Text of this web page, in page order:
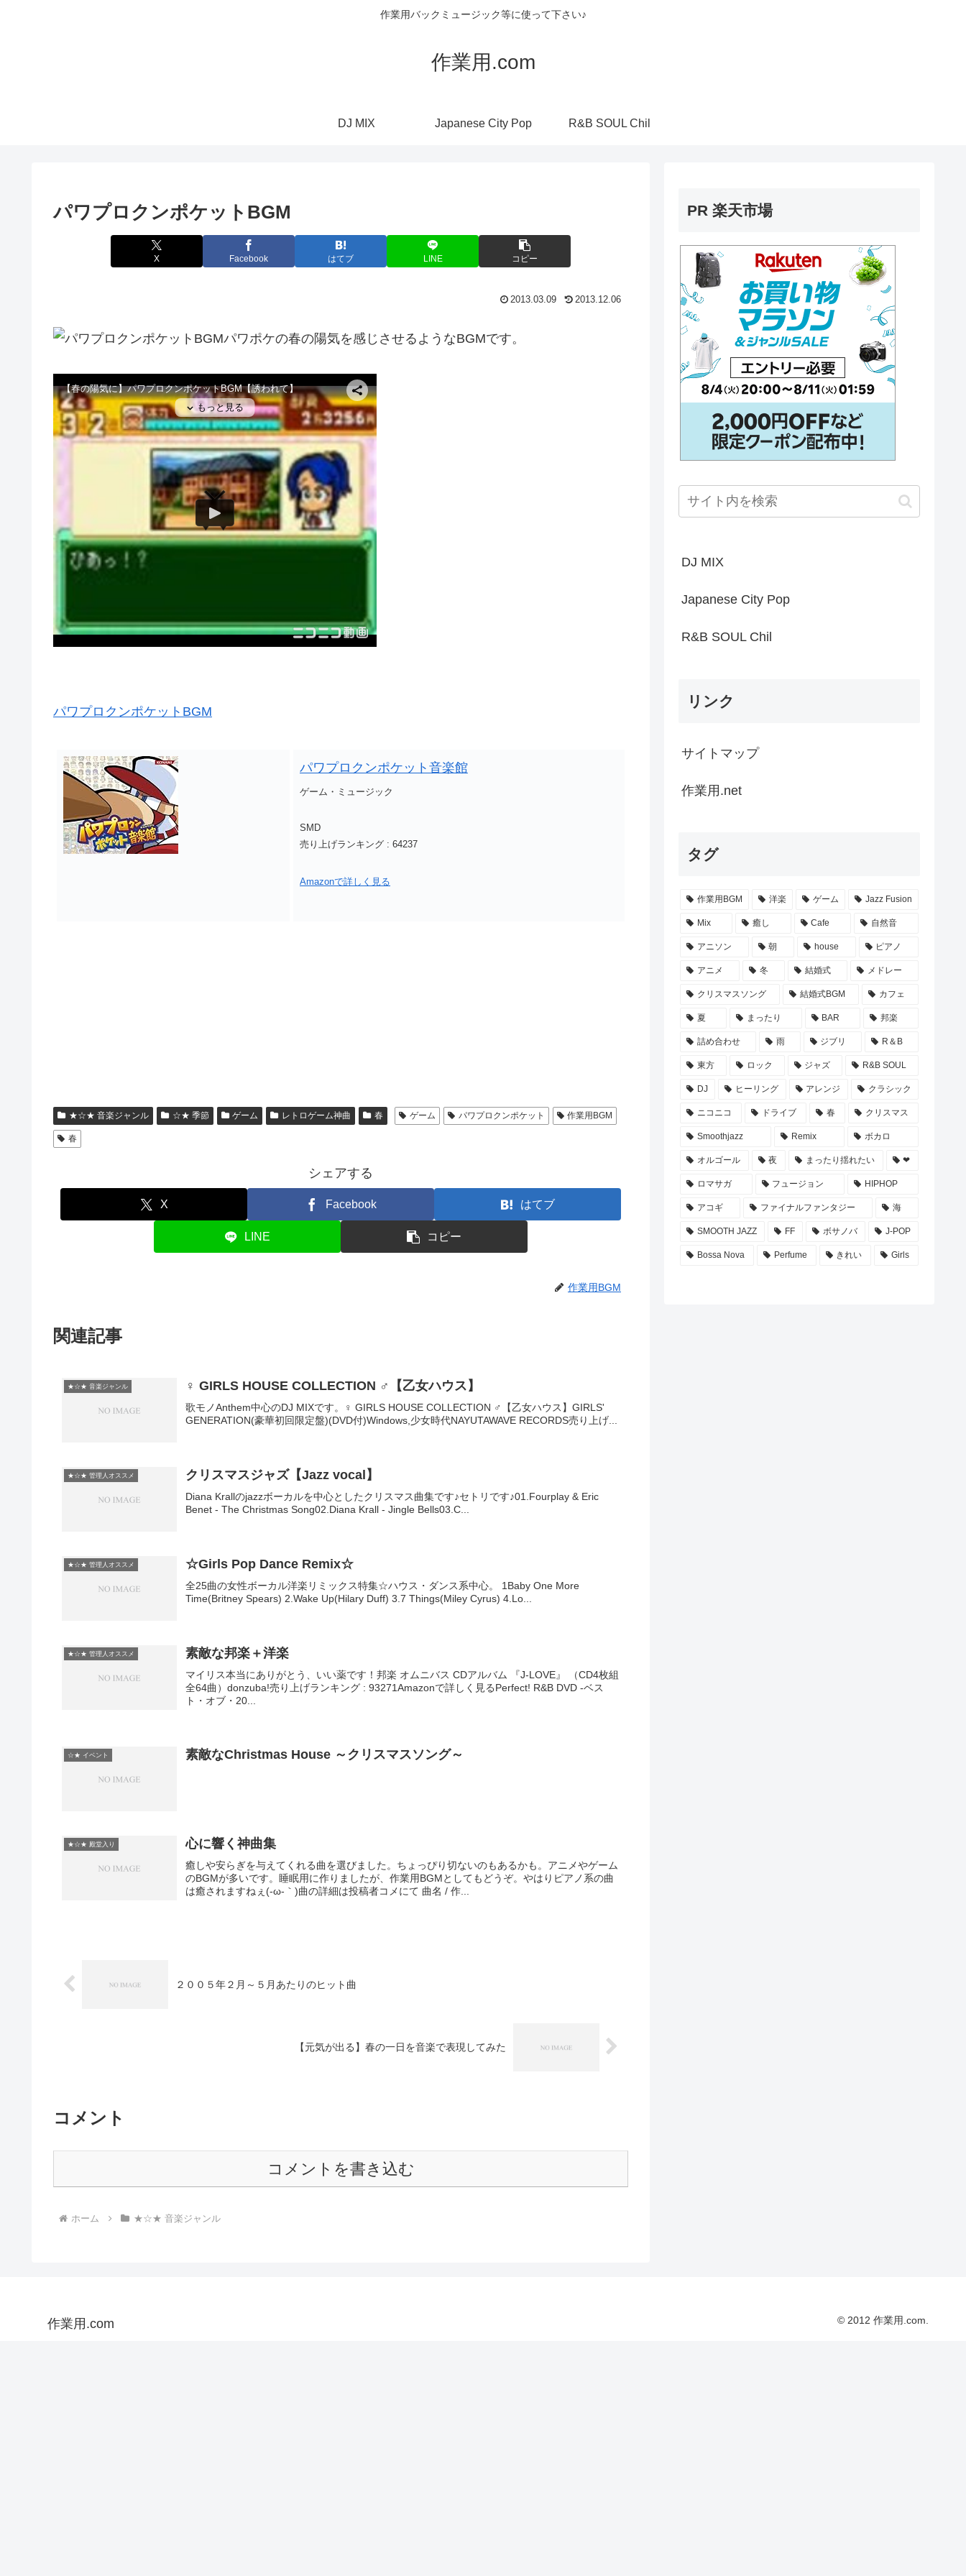
作業用バックミュージック等に使って下さい♪
作業用.com
DJ MIX Japanese City Pop R&B SOUL Chil
パワプロクンポケットBGM
X Facebook はてブ LINE コピー
2013.03.09 2013.12.06
パワポケの春の陽気を感じさせるようなBGMです。
パワプロクンポケットBGM
パワプロクンポケット音楽館
ゲーム・ミュージック
SMD
売り上げランキング : 64237
Amazonで詳しく見る
★☆★ 音楽ジャンル ☆★ 季節 ゲーム レトロゲーム神曲 春 ゲーム パワプロクンポケット 作業用BGM
春
シェアする
X Facebook はてブ
LINE コピー
作業用BGM
関連記事
★☆★ 音楽ジャンル ♀ GIRLS HOUSE COLLECTION ♂【乙女ハウス】
歌モノAnthem中心のDJ MIXです。♀ GIRLS HOUSE COLLECTION ♂【乙女ハウス】GIRLS'
GENERATION(豪華初回限定盤)(DVD付)Windows,少女時代NAYUTAWAVE RECORDS売り上げ...
★☆★ 管理人オススメ クリスマスジャズ【Jazz vocal】
Diana Krallのjazzボーカルを中心としたクリスマス曲集です♪セトリです♪01.Fourplay & Eric
Benet - The Christmas Song02.Diana Krall - Jingle Bells03.C...
★☆★ 管理人オススメ ☆Girls Pop Dance Remix☆
全25曲の女性ボーカル洋楽リミックス特集☆ハウス・ダンス系中心。 1Baby One More
Time(Britney Spears) 2.Wake Up(Hilary Duff) 3.7 Things(Miley Cyrus) 4.Lo...
★☆★ 管理人オススメ 素敵な邦楽＋洋楽
マイリス本当にありがとう、いい薬です！邦楽 オムニバス CDアルバム 『J-LOVE』 （CD4枚組
全64曲）donzuba!売り上げランキング : 93271Amazonで詳しく見るPerfect! R&B DVD -ベス
ト・オブ・20...
☆★ イベント 素敵なChristmas House ～クリスマスソング～
★☆★ 殿堂入り 心に響く神曲集
癒しや安らぎを与えてくれる曲を選びました。ちょっぴり切ないのもあるかも。アニメやゲーム
のBGMが多いです。睡眠用に作りましたが、作業用BGMとしてもどうぞ。やはりピアノ系の曲
は癒されますねぇ(-ω-｀)曲の詳細は投稿者コメにて 曲名 / 作...
２００５年２月～５月あたりのヒット曲
【元気が出る】春の一日を音楽で表現してみた
コメント
コメントを書き込む
ホーム ★☆★ 音楽ジャンル
PR 楽天市場
DJ MIX
Japanese City Pop
R&B SOUL Chil
リンク
サイトマップ
作業用.net
タグ
作業用BGM 洋楽 ゲーム Jazz Fusion
Mix 癒し Cafe 自然音
アニソン 朝 house ピアノ
アニメ 冬 結婚式 メドレー
クリスマスソング 結婚式BGM カフェ
夏 まったり BAR 邦楽
詰め合わせ 雨 ジブリ R＆B
東方 ロック ジャズ R&B SOUL
DJ ヒーリング アレンジ クラシック
ニコニコ ドライブ 春 クリスマス
Smoothjazz Remix ボカロ
オルゴール 夜 まったり揺れたい ❤
ロマサガ フュージョン HIPHOP
アコギ ファイナルファンタジー 海
SMOOTH JAZZ FF ボサノバ J-POP
Bossa Nova Perfume きれい Girls
作業用.com © 2012 作業用.com.